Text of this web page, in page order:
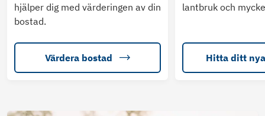
hjälper dig med värderingen av din
bostad.
Värdera bostad
lantbruk och
Hitta ditt